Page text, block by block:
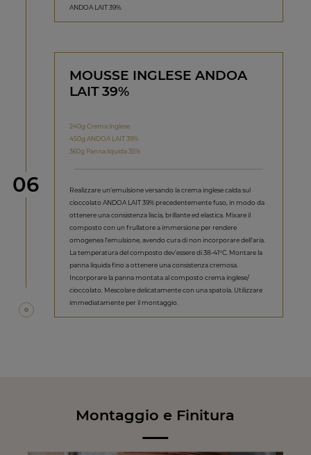
ANDOA LAIT 39%.
Step
06
MOUSSE INGLESE ANDOA
LAIT 39%
240g Crema inglese
450g ANDOA LAIT 39%
360g Panna liquida 35%
Realizzare un’emulsione versando la crema inglese calda sul
cioccolato ANDOA LAIT 39% precedentemente fuso, in modo da
ottenere una consistenza liscia, brillante ed elastica. Mixare il
composto con un frullatore a immersione per rendere
omogenea l’emulsione, avendo cura di non incorporare dell’aria.
La temperatura del composto dev’essere di 38-41°C. Montare la
panna liquida fino a ottenere una consistenza cremosa.
Incorporare la panna montata al composto crema inglese/
cioccolato. Mescolare delicatamente con una spatola. Utilizzare
immediatamente per il montaggio.
Montaggio e Finitura